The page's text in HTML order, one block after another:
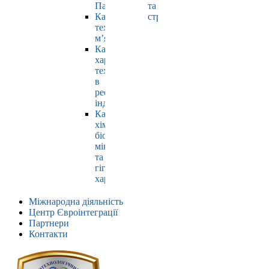
Павлюк
Кафедра
технології
м’яса
Кафедра
харчових
технологій
в
ресторанній
індустрії
Кафедра
хімії,
біохімії,
мікробіології
та
гігієни
харчування
та
страхування
Міжнародна діяльність
Центр Євроінтеграції
Партнери
Контакти